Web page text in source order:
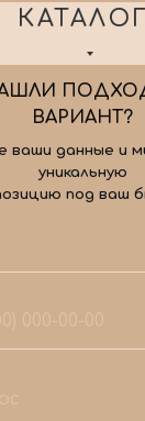
КАТАЛОГ
ВАРИАНТ?
ваши данные и
уникальную
под ваш